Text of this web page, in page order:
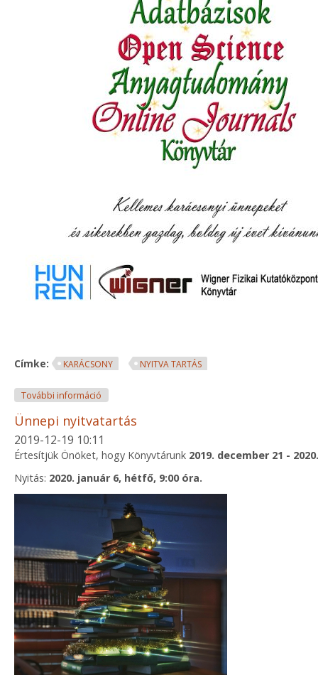
Címke: KARÁCSONY NYITVA TARTÁS
További információ
Ünnepi nyitvatartás
2019-12-19 10:11
Értesítjük Önöket, hogy Könyvtárunk 2019. december 21 -
Nyitás: 2020. január 6, hétfő, 9:00 óra.